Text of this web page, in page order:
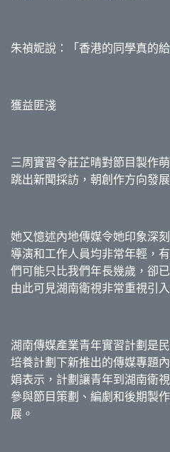
朱禎妮說：「香港的同學真的
獲益匪淺
三周實習令莊芷晴對節目製作
跳出新聞採訪，朝創作方向發展
她又憶述內地傳媒令她印象深
導演和工作人員均非常年輕，
們可能只比我們年長幾歲，卻
由此可見湖南衛視非常重視引入
湖南傳媒產業青年實習計劃是
培養計劃下新推出的傳媒專題
娟表示，計劃讓青年到湖南衛
參與節目策劃、編劇和後期製
展。